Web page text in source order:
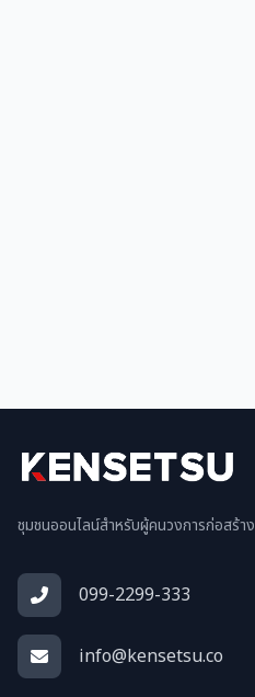
ชุมชนออนไลน์สำหรับผู้คนวงการก่อสร้าง
099-2299-333
info@kensetsu.co